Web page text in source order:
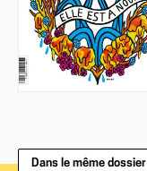
Dans le même dossier